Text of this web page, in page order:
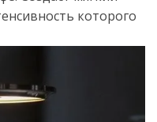
которого